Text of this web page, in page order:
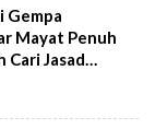
Gempa
Mayat Penuh
Cari Jasad